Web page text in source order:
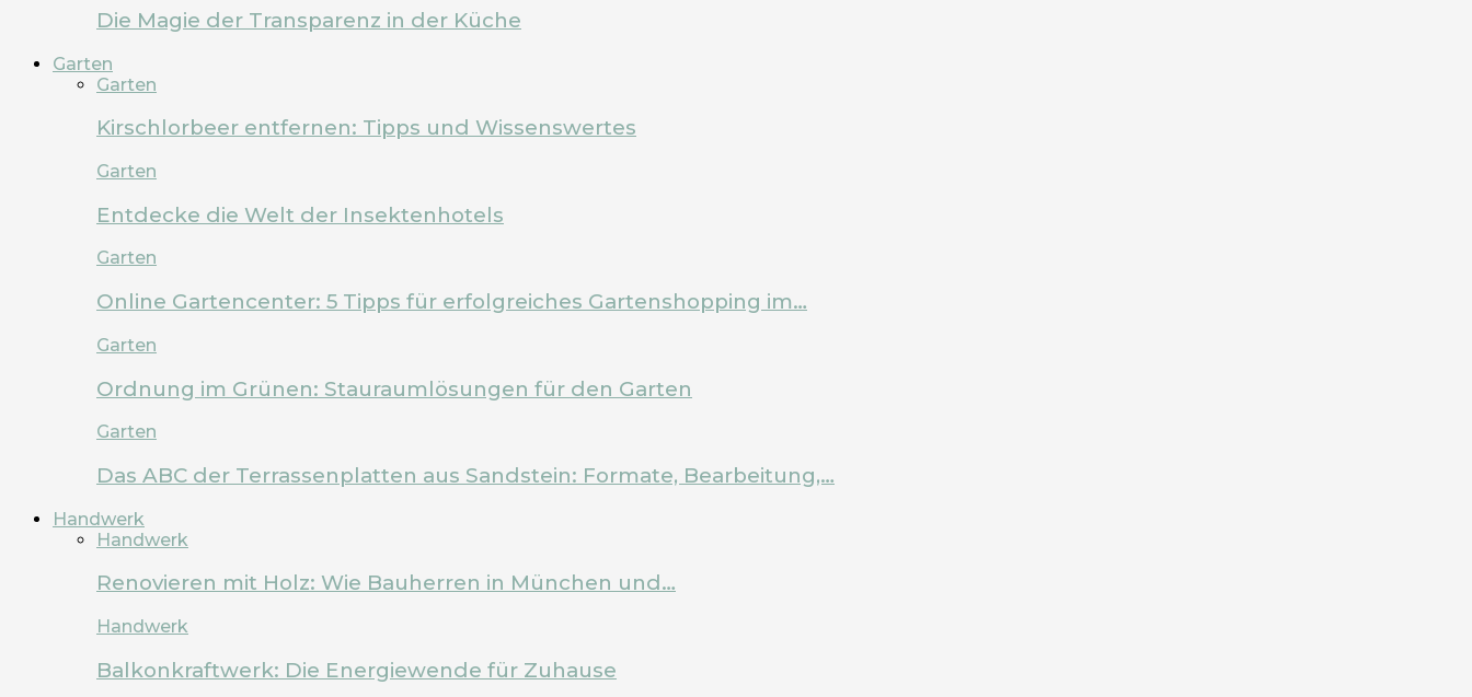
Die Magie der Transparenz in der Küche
Garten
Garten
Kirschlorbeer entfernen: Tipps und Wissenswertes
Garten
Entdecke die Welt der Insektenhotels
Garten
Online Gartencenter: 5 Tipps für erfolgreiches Gartenshopping im…
Garten
Ordnung im Grünen: Stauraumlösungen für den Garten
Garten
Das ABC der Terrassenplatten aus Sandstein: Formate, Bearbeitung,…
Handwerk
Handwerk
Renovieren mit Holz: Wie Bauherren in München und…
Handwerk
Balkonkraftwerk: Die Energiewende für Zuhause